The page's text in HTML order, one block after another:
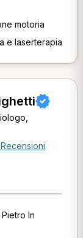
motoria
e laserterapia
In